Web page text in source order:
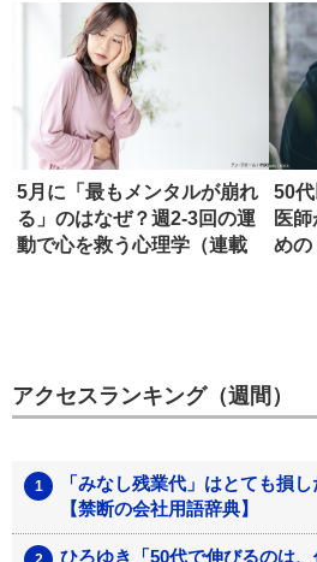
5月に「最もメンタルが崩れ
る」のはなぜ？週2-3回の運
動で心を救う心理学（連載
50
医
めの
アクセスランキング（週間）
「みなし残業代」はとても損
【禁断の会社用語辞典】
ひろゆき「50代で伸びるのは